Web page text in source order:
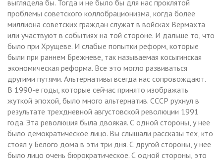
выглядела бы. Тогда и не было бы для нас проклятой
проблемы советского коллобрационизма, когда более
миллиона советских граждан служат в войсках Вермахта
или участвуют в событиях на той стороне. И дальше то, что
было при Хрущеве. И слабые попытки реформ, которые
были при раннем Брежневе, так называемая косыгинская
экономическая реформа. Все это могло развиваться
другими путями. Альтернативы всегда нас сопровождают.
В 1990-е годы, которые сейчас принято изображать
жуткой эпохой, было много альтернатив. СССР рухнул в
результате трехдневной августовской революции 1991
года. Эта революция была двоякая. С одной стороны, у нее
было демократическое лицо. Вы слышали рассказы тех, кто
стоял у Белого дома в эти три дня. С другой стороны, у нее
было лицо очень бюрократическое. С одной стороны, это